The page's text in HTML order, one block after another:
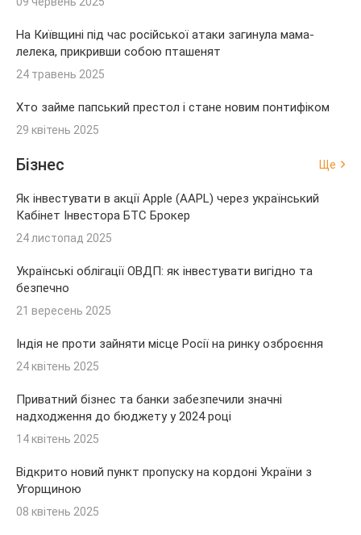
На Київщині під час російської атаки загинула мама-
лелека, прикривши собою пташенят
24 травень 2025
Хто займе папський престол і стане новим понтифіком
29 квітень 2025
Бізнес Ще
Як інвестувати в акції Apple (AAPL) через український
Кабінет Інвестора БТС Брокер
24 листопад 2025
Українські облігації ОВДП: як інвестувати вигідно та
безпечно
21 вересень 2025
Індія не проти зайняти місце Росії на ринку озброєння
24 квітень 2025
Приватний бізнес та банки забезпечили значні
надходження до бюджету у 2024 році
14 квітень 2025
Відкрито новий пункт пропуску на кордоні України з
Угорщиною
08 квітень 2025